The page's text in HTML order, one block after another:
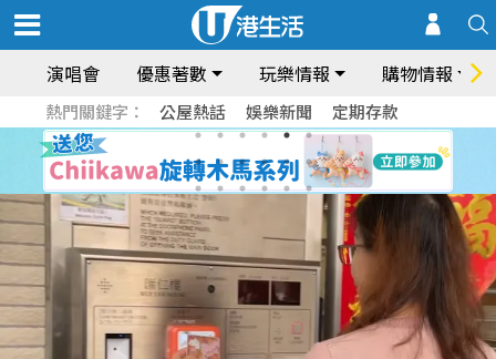
演唱會 優惠著數 玩樂情報 購物情報
熱門關鍵字： 公屋熱話 娛樂新聞 定期存款